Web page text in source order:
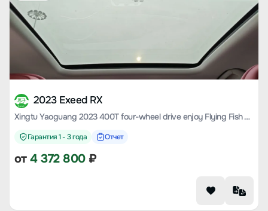
2023 Exeed RX
Xingtu Yaoguang 2023 400T four-wheel drive enjoy Flying Fish Version
Гарантия 1 - 3 года Отчет
от4 372 800₽